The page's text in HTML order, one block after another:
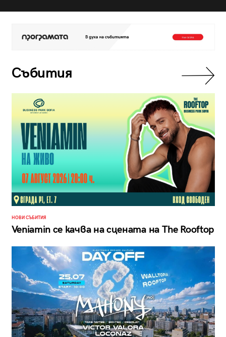
Събития
НОВИ СЪБИТИЯ
Veniamin се качва на сцената на The Rooftop